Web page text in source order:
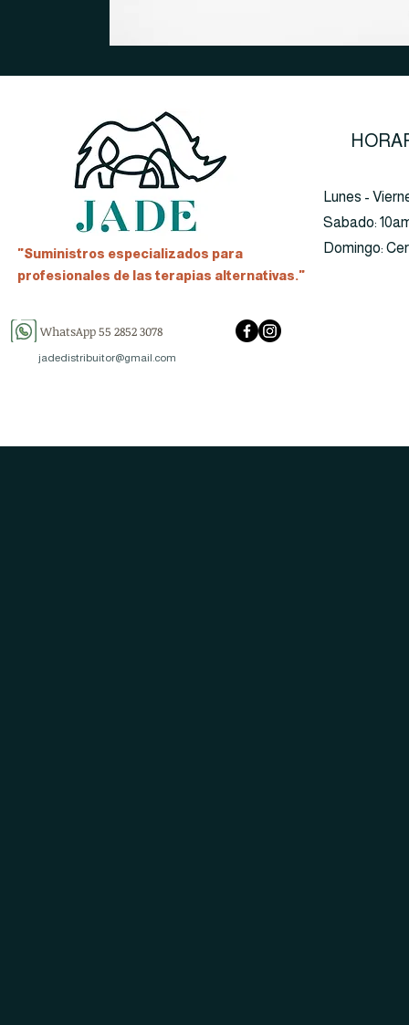
"Suministros especializados para
profesionales de las terapias alternativas."
WhatsApp 55 2852 3078
jadedistribuitor@gmail.com
Lunes -
​​Sabado:
​Domingo: